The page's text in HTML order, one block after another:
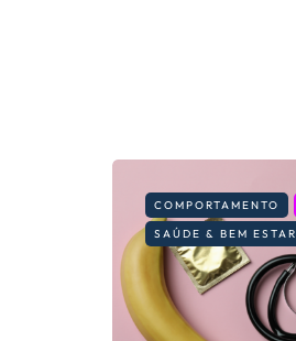
COMPORTAMENTO
SAÚDE & BEM ESTAR